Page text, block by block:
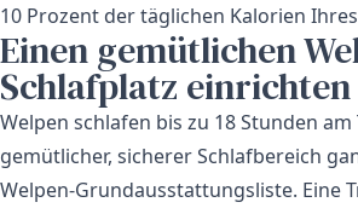
10 Prozent der täglichen Kalorien
Einen gemütlichen
Schlafplatz einrichten
Welpen schlafen bis zu 18 Stunden
gemütlicher, sicherer Schlafbereich
Welpen-Grundausstattungsliste. Eine